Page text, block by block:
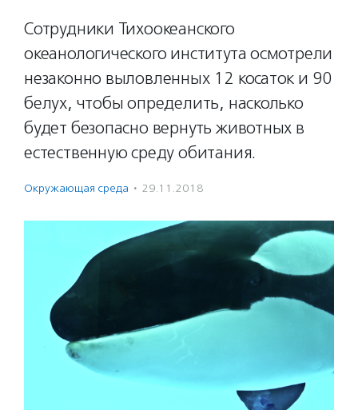
Сотрудники Тихоокеанского
океанологического института осмотрели
незаконно выловленных 12 косаток и 90
белух, чтобы определить, насколько
будет безопасно вернуть животных в
естественную среду обитания.
Окружающая среда · 29.11.2018